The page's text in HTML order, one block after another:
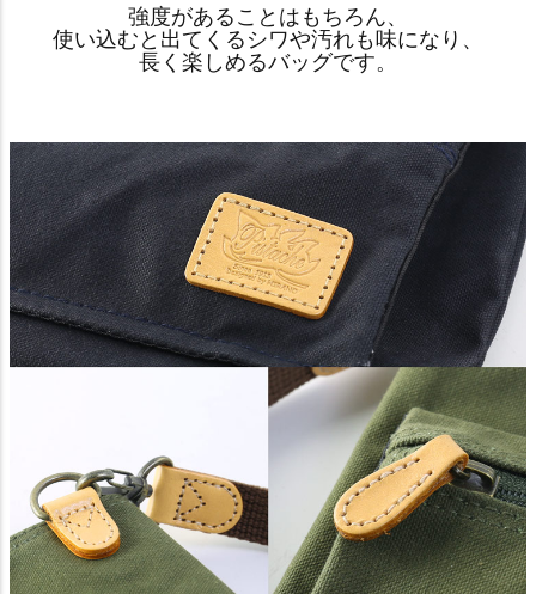
強度があることはもちろん、
使い込むと出てくるシワや汚れも味になり、
長く楽しめるバッグです。